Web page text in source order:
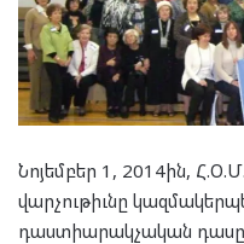
Նոյեմբեր 1, 2014ին,
վարչութիւնը
դաստիարակչական